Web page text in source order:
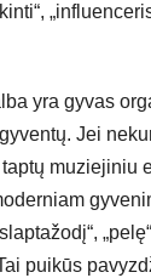
yra gyvas
Jei
muziejiniu
puikūs